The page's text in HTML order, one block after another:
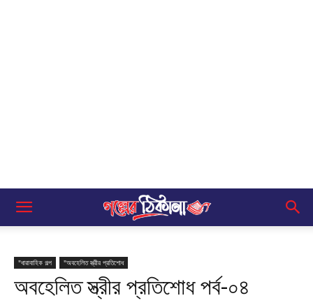
"ধারাবাহিক গল্প "অবহেলিত স্ত্রীর প্রতিশোধ
অবহেলিত স্ত্রীর প্রতিশোধ পর্ব-০৪